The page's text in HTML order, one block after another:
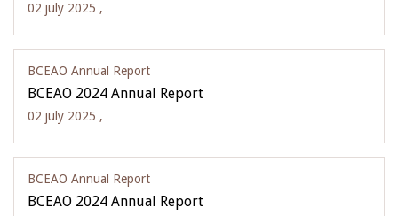
02 july 2025 ,
BCEAO Annual Report
BCEAO 2024 Annual Report
02 july 2025 ,
BCEAO Annual Report
BCEAO 2024 Annual Report